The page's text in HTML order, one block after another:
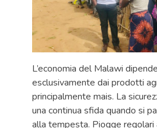
L’economia del Malawi
esclusivamente dai prodotti
principalmente mais. La
una continua sfida quando si
alla tempesta. Piogge